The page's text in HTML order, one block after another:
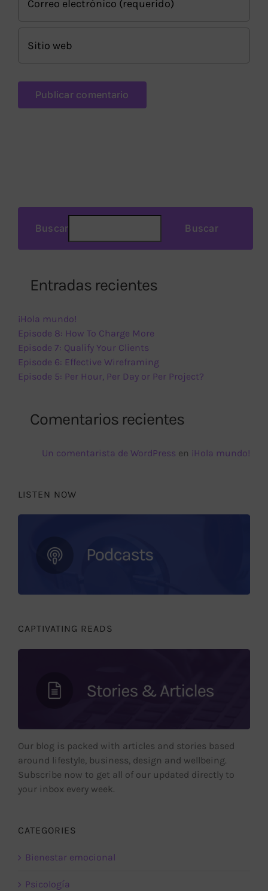
Buscar Buscar
Entradas recientes
¡Hola mundo!
Episode 8: How To Charge More
Episode 7: Qualify Your Clients
Episode 6: Effective Wireframing
Episode 5: Per Hour, Per Day or Per Project?
Comentarios recientes
Un comentarista de WordPress en ¡Hola mundo!
LISTEN NOW
CAPTIVATING READS
Our blog is packed with articles and stories based
around lifestyle, business, design and wellbeing.
Subscribe now to get all of our updated directly to
your inbox every week.
CATEGORIES
Bienestar emocional
Psicología